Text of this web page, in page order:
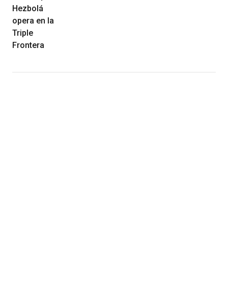
Hezbolá
opera en la
Triple
Frontera